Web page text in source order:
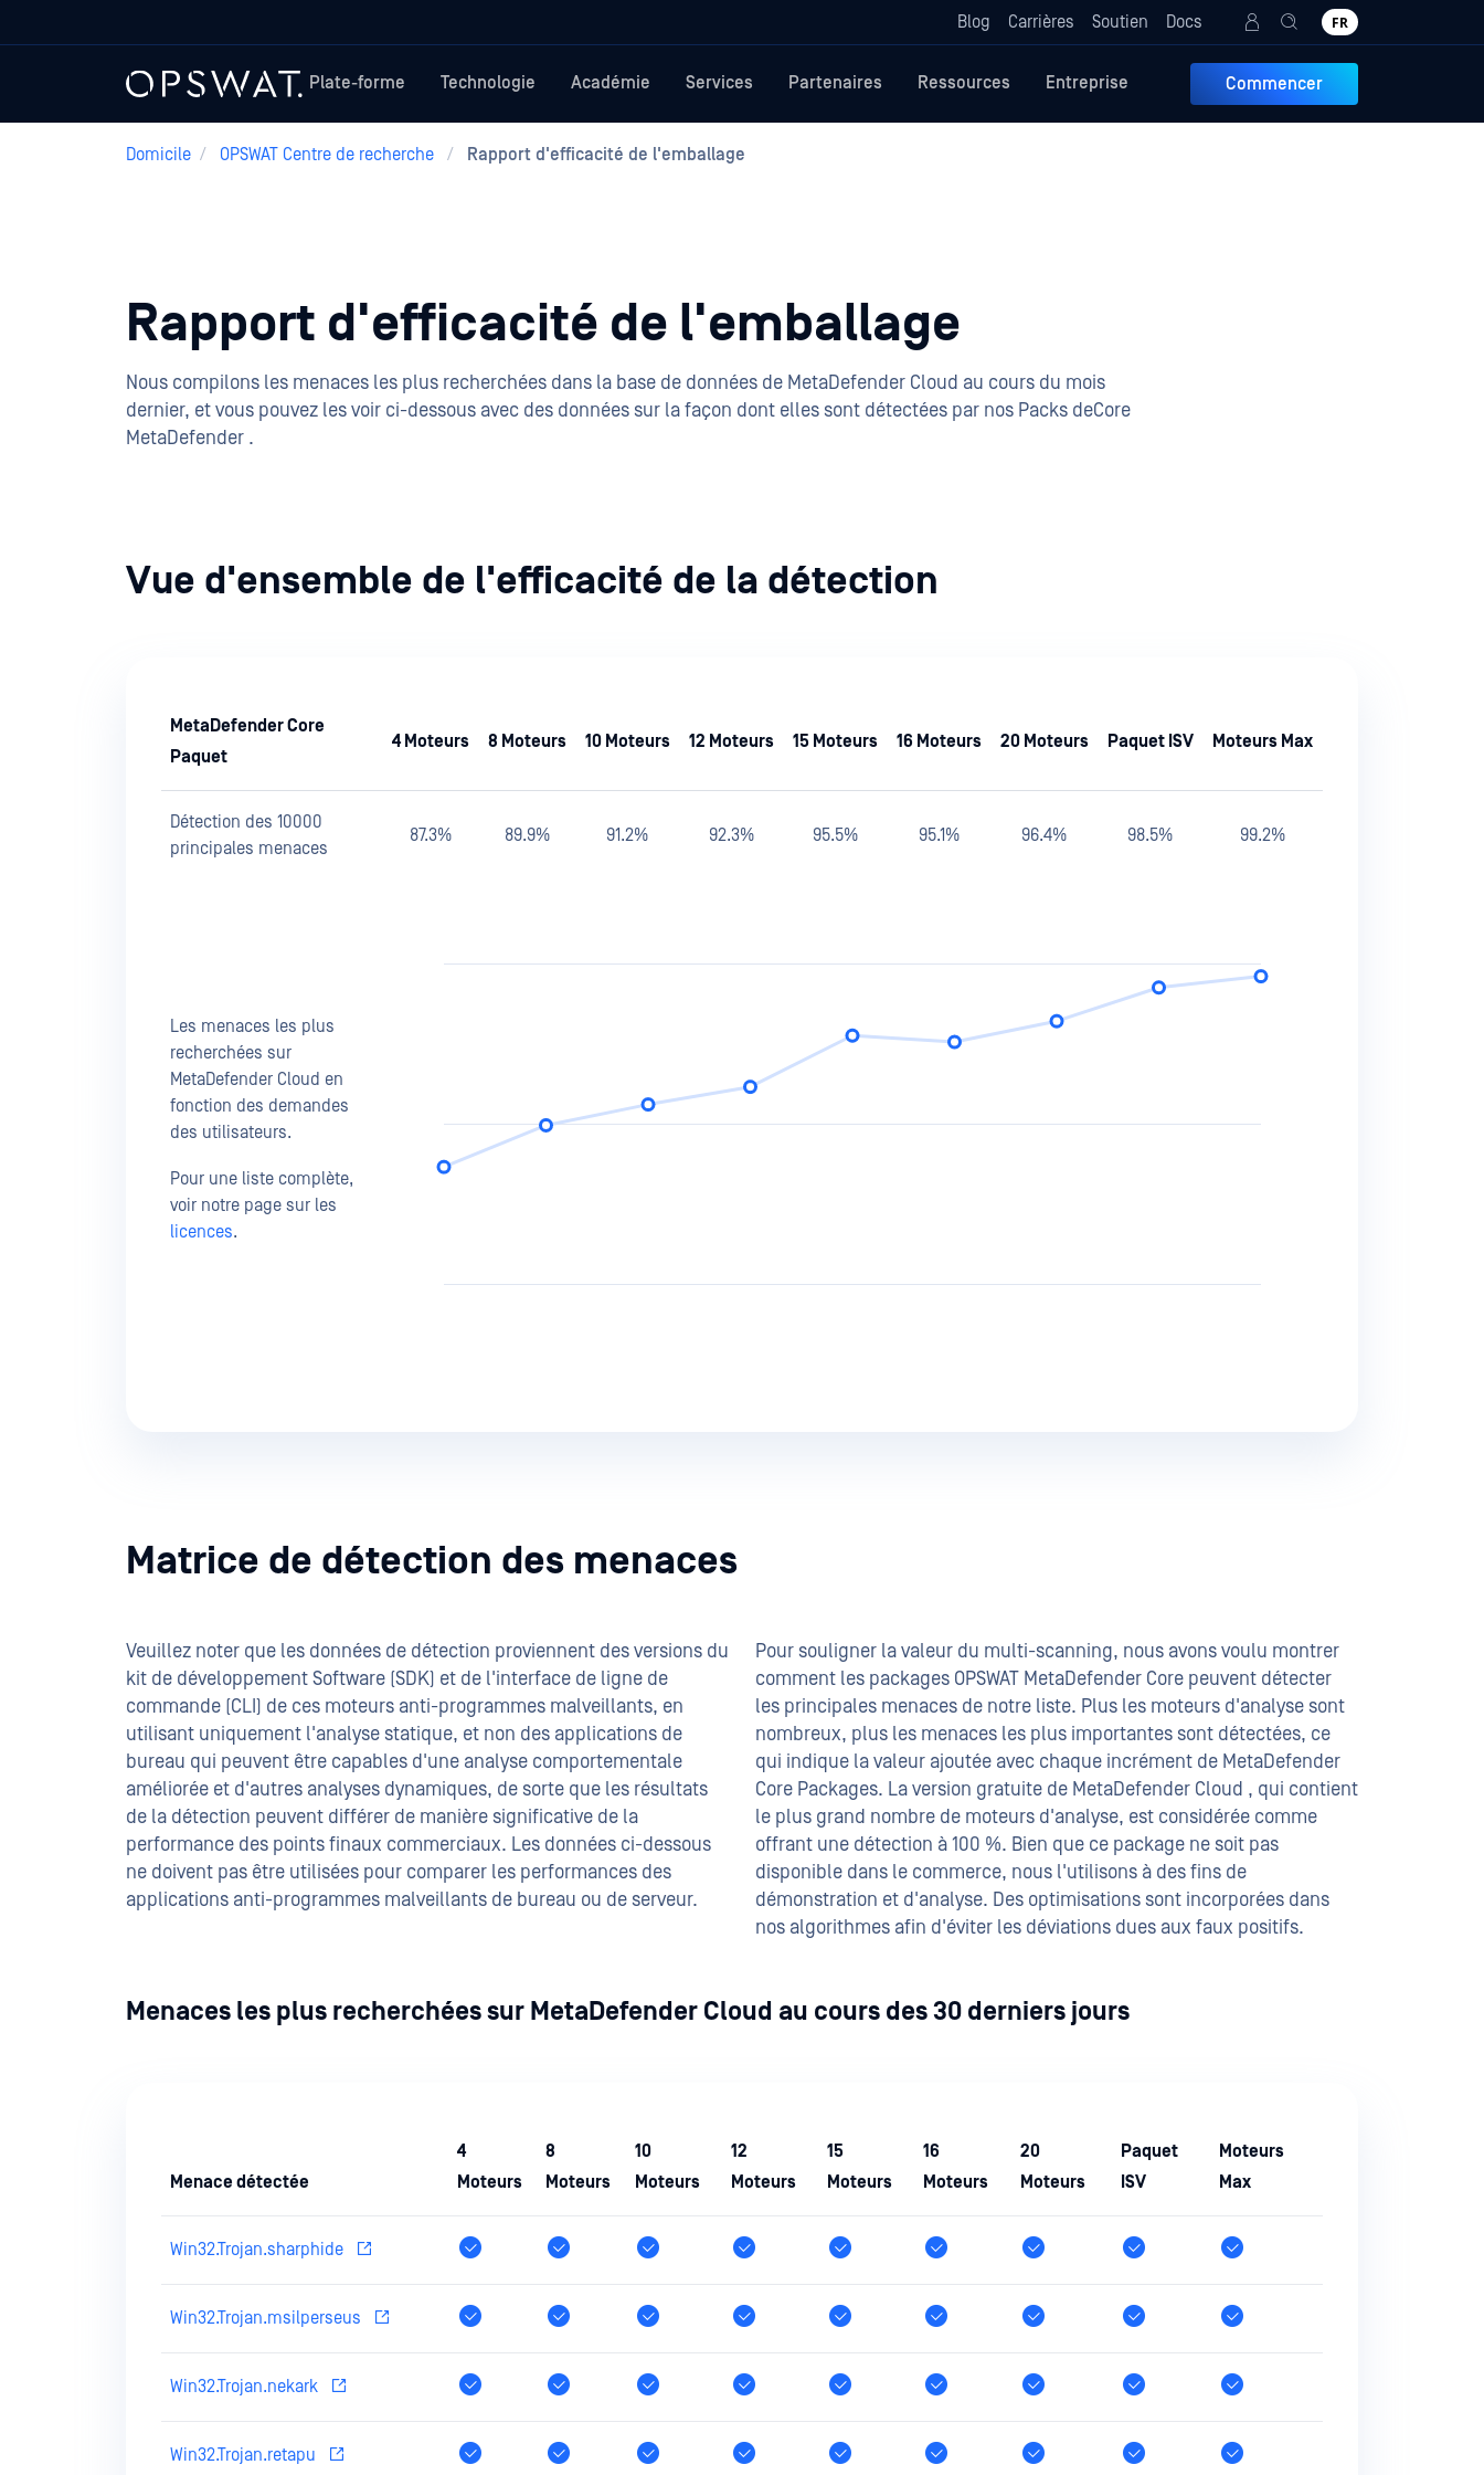
Blog Carrières Soutien Docs FR
Plate-forme Technologie Académie Services Partenaires Ressources Entreprise Commencer
Domicile / OPSWAT Centre de recherche / Rapport d'efficacité de l'emballage
Rapport d'efficacité de l'emballage
Nous compilons les menaces les plus recherchées dans la base de données de MetaDefender Cloud au cours du mois
dernier, et vous pouvez les voir ci-dessous avec des données sur la façon dont elles sont détectées par nos Packs deCore
MetaDefender .
Vue d'ensemble de l'efficacité de la détection
MetaDefender Core
Paquet
4 Moteurs 8 Moteurs 10 Moteurs 12 Moteurs 15 Moteurs 16 Moteurs 20 Moteurs Paquet ISV Moteurs Max
Détection des 10000
principales menaces
87.3% 89.9% 91.2% 92.3% 95.5% 95.1% 96.4% 98.5% 99.2%
Les menaces les plus
recherchées sur
MetaDefender Cloud en
fonction des demandes
des utilisateurs.
Pour une liste complète,
voir notre page sur les
licences.
Matrice de détection des menaces
Veuillez noter que les données de détection proviennent des versions du
kit de développement Software (SDK) et de l'interface de ligne de
commande (CLI) de ces moteurs anti-programmes malveillants, en
utilisant uniquement l'analyse statique, et non des applications de
bureau qui peuvent être capables d'une analyse comportementale
améliorée et d'autres analyses dynamiques, de sorte que les résultats
de la détection peuvent différer de manière significative de la
performance des points finaux commerciaux. Les données ci-dessous
ne doivent pas être utilisées pour comparer les performances des
applications anti-programmes malveillants de bureau ou de serveur.
Pour souligner la valeur du multi-scanning, nous avons voulu montrer
comment les packages OPSWAT MetaDefender Core peuvent détecter
les principales menaces de notre liste. Plus les moteurs d'analyse sont
nombreux, plus les menaces les plus importantes sont détectées, ce
qui indique la valeur ajoutée avec chaque incrément de MetaDefender
Core Packages. La version gratuite de MetaDefender Cloud , qui contient
le plus grand nombre de moteurs d'analyse, est considérée comme
offrant une détection à 100 %. Bien que ce package ne soit pas
disponible dans le commerce, nous l'utilisons à des fins de
démonstration et d'analyse. Des optimisations sont incorporées dans
nos algorithmes afin d'éviter les déviations dues aux faux positifs.
Menaces les plus recherchées sur MetaDefender Cloud au cours des 30 derniers jours
Menace détectée
4
Moteurs
8
Moteurs
10
Moteurs
12
Moteurs
15
Moteurs
16
Moteurs
20
Moteurs
Paquet
ISV
Moteurs
Max
Win32.Trojan.sharphide
Win32.Trojan.msilperseus
Win32.Trojan.nekark
Win32.Trojan.retapu